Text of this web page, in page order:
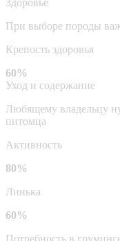
При выборе породы
Крепость здоровья
60%
Уход и содержание
Любящему владельцу
питомца
Активность
80%
Линька
60%
Потребность в